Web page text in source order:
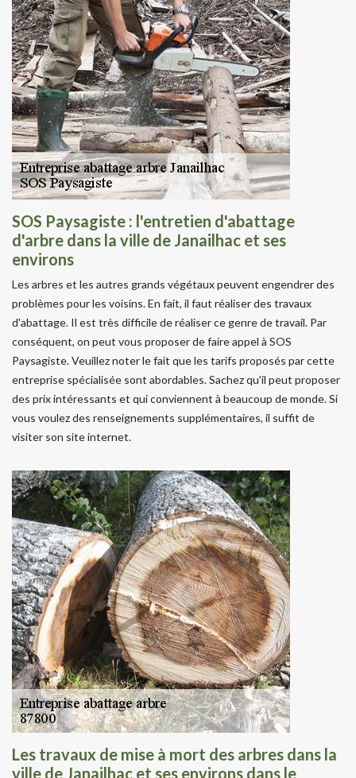
SOS Paysagiste : l'entretien d'abattage
d'arbre dans la ville de Janailhac et ses
environs
Les arbres et les autres grands végétaux peuvent engendrer des
problèmes pour les voisins. En fait, il faut réaliser des travaux
d'abattage. Il est très difficile de réaliser ce genre de travail. Par
conséquent, on peut vous proposer de faire appel à SOS
Paysagiste. Veuillez noter le fait que les tarifs proposés par cette
entreprise spécialisée sont abordables. Sachez qu'il peut proposer
des prix intéressants et qui conviennent à beaucoup de monde. Si
vous voulez des renseignements supplémentaires, il suffit de
visiter son site internet.
Les travaux de mise à mort des arbres dans la
ville de Janailhac et ses environs dans le